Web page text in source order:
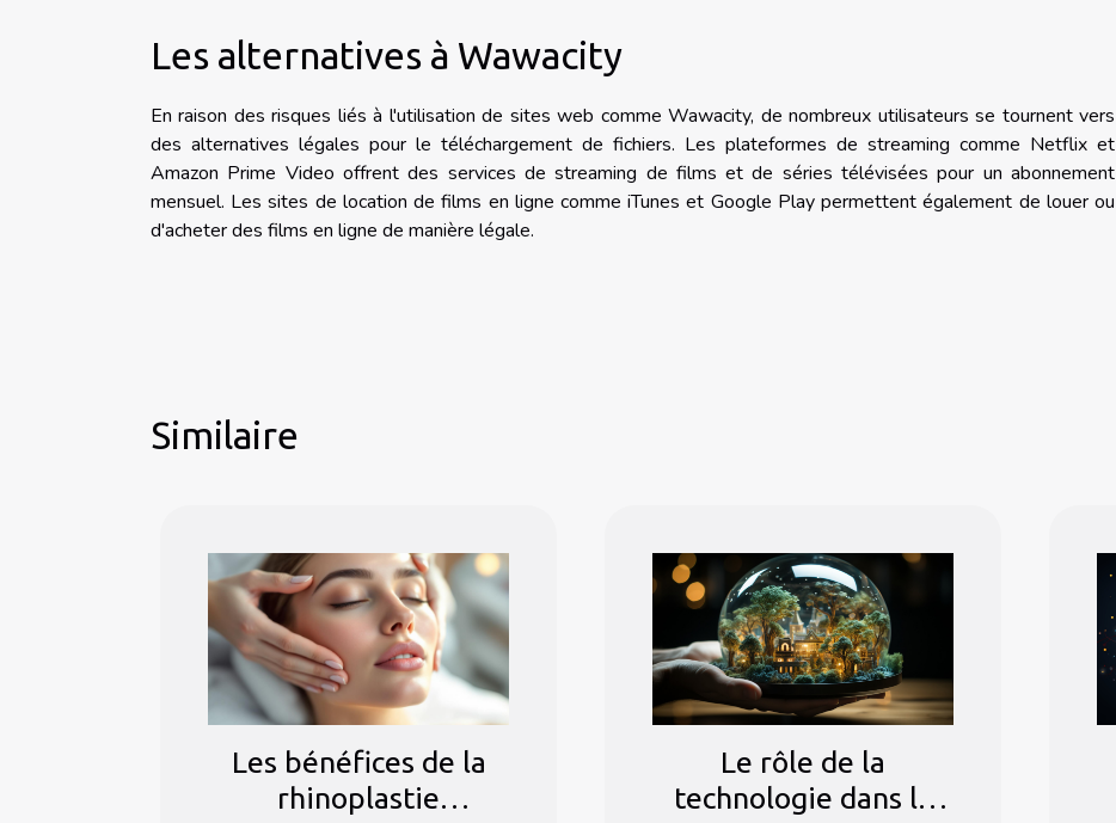
Les alternatives à Wawacity
En raison des risques liés à l'utilisation de sites web comme Wawacity, de nombreux utilisateurs se tournent vers
des alternatives légales pour le téléchargement de fichiers. Les plateformes de streaming comme Netflix et
Amazon Prime Video offrent des services de streaming de films et de séries télévisées pour un abonnement
mensuel. Les sites de location de films en ligne comme iTunes et Google Play permettent également de louer ou
d'acheter des films en ligne de manière légale.
Similaire
Les bénéfices de la
rhinoplastie
Le rôle de la
technologie dans la